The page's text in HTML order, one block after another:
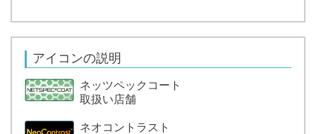
アイコンの説明
ネッツペックコート
取扱い店舗
ネオコントラスト